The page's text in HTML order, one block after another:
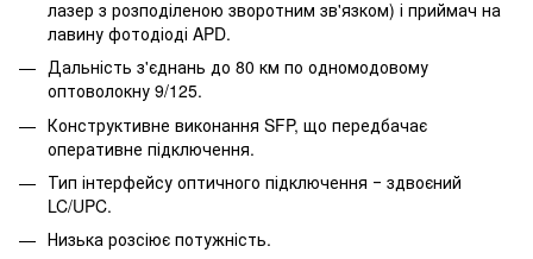
лазер з розподіленою зворотним зв'язком) і приймач на
лавину фотодіоді APD.
Дальність з'єднань до 80 км по одномодовому
оптоволокну 9/125.
Конструктивне виконання SFP, що передбачає
оперативне підключення.
Тип інтерфейсу оптичного підключення ‒ здвоєний
LC/UPC.
Низька розсіює потужність.